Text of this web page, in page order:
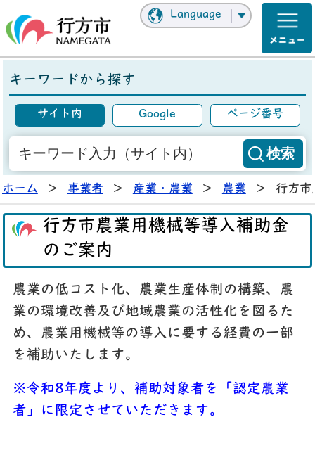
Language
キーワードから探す
サイト内 Google ページ番号
ホーム > 事業者 > 産業・農業 > 農業 > 行方市
行方市農業用機械等導入補助金
のご案内
農業の低コスト化、農業生産体制の構築、農
業の環境改善及び地域農業の活性化を図るた
め、農業用機械等の導入に要する経費の一部
を補助いたします。
※令和8年度より、補助対象者を「認定農業
者」に限定させていただきます。